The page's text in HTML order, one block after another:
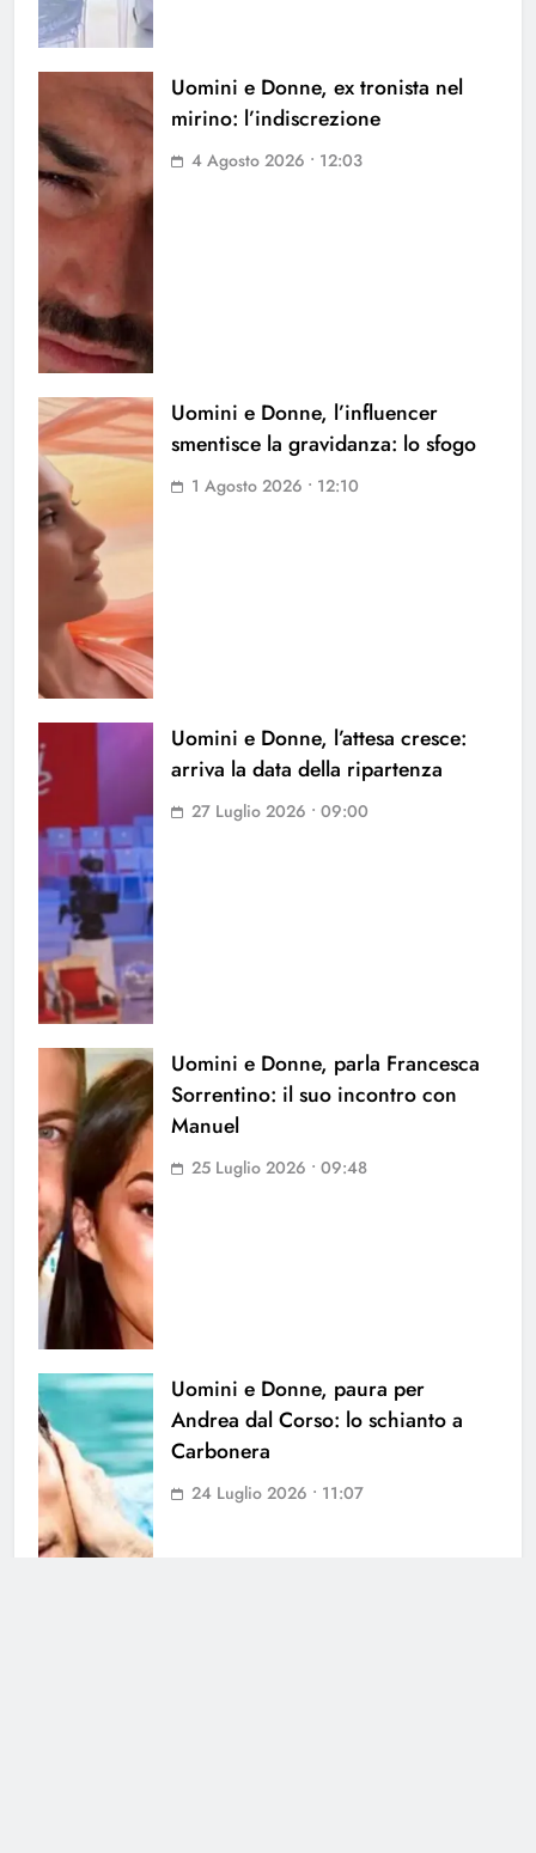
Uomini e Donne, ex tronista nel
mirino: l’indiscrezione
4 Agosto 2026 • 12:03
Uomini e Donne, l’influencer
smentisce la gravidanza: lo sfogo
1 Agosto 2026 • 12:10
Uomini e Donne, l’attesa cresce:
arriva la data della ripartenza
27 Luglio 2026 • 09:00
Uomini e Donne, parla Francesca
Sorrentino: il suo incontro con
Manuel
25 Luglio 2026 • 09:48
Uomini e Donne, paura per
Andrea dal Corso: lo schianto a
Carbonera
24 Luglio 2026 • 11:07